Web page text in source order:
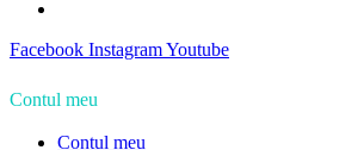
Facebook InstagramYoutube
Contul meu
Contul meu